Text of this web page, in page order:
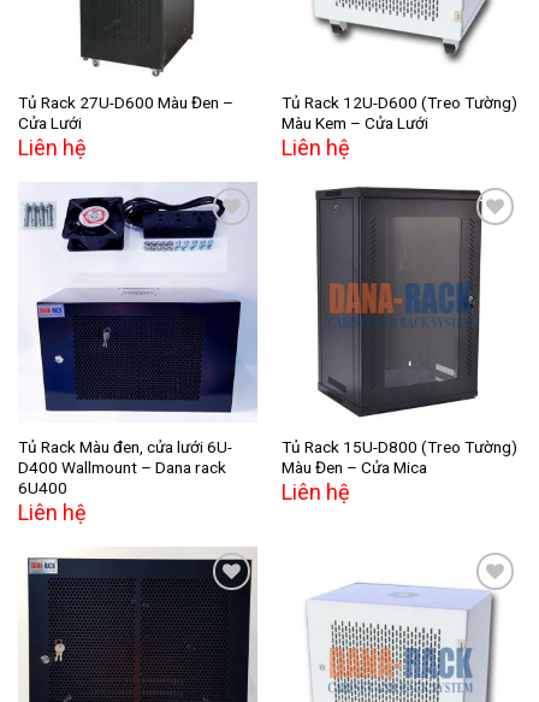
Tủ Rack 27U-D600 Màu Đen –
Cửa Lưới
Liên hệ
Tủ Rack 12U-D600 (Treo Tường)
Màu Kem – Cửa Lưới
Liên hệ
Add to
wishlist
Tủ Rack Màu đen, cửa lưới 6U-
D400 Wallmount – Dana rack
6U400
Liên hệ
Add to
wishlist
Tủ Rack 15U-D800 (Treo Tường)
Màu Đen – Cửa Mica
Liên hệ
Add to
wishlist
Add to
wishlist